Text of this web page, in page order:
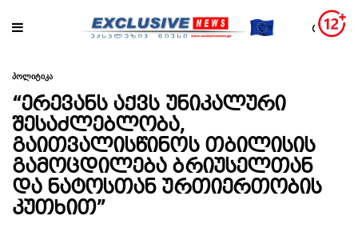
პოლიტიკა
“ერევანს აქვს უნიკალური
შესაძლებლობა,
გაითვალისწინოს თბილისის
გამოცდილება ბრიუსელთან
და ნატოსთან ურთიერთობის
კუთხით”